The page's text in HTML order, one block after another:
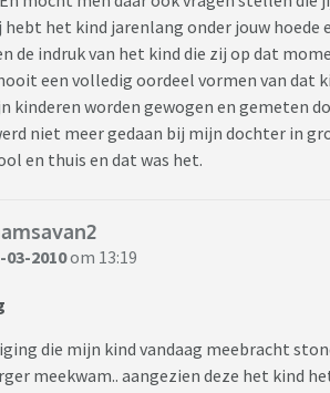
het kind jarenlang onder jouw hoede
de indruk van het kind die zij op dat
een volledig oordeel vormen van dat
kinderen worden gewogen en gemeten
niet meer gedaan bij mijn dochter in
en thuis en dat was het.
03-2010om 13:19
die mijn kind vandaag meebracht
meekwam.. aangezien deze het kind